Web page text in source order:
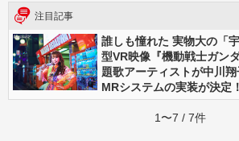
注目記事
誰しも憧れた 実物大の「
型VR映像『機動戦士ガン
題歌アーティストが中川
MRシステムの実装が決定！
1〜7 / 7件